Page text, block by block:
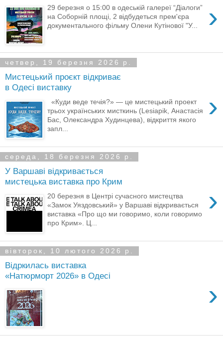
›
29 березня о 15:00 в одеській галереї “Діалоги”
на Соборній площі, 2 відбудеться прем'єра
документального фільму Олени Кутінової "У...
четвер, 19 березня 2026 р.
Мистецький проєкт відкриває
в Одесі виставку
›
«Куди веде течія?» — це мистецький проект
трьох українських мисткинь (Lesiapik, Анастасія
Бас, Олександра Худинцева), відкриття якого
запл...
середа, 18 березня 2026 р.
У Варшаві відкривається
мистецька виставка про Крим
›
20 березня в Центрі сучасного мистецтва
«Замок Уяздовський» у Варшаві відкривається
виставка «Про що ми говоримо, коли говоримо
про Крим». Ц...
вівторок, 10 лютого 2026 р.
Відркилась виставка
«Натюрморт 2026» в Одесі
›